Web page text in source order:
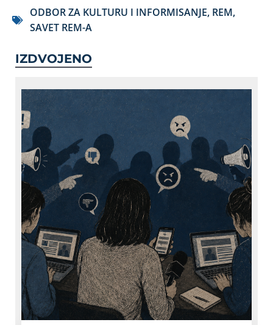
ODBOR ZA KULTURU I INFORMISANJE, REM,
SAVET REM-A
IZDVOJENO